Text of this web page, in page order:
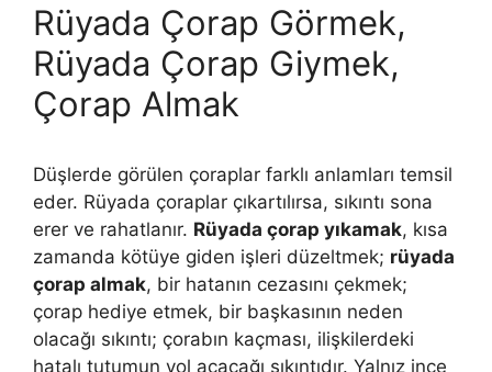
Rüyada Çorap Görmek,
Rüyada Çorap Giymek,
Çorap Almak
Düşlerde görülen çoraplar farklı anlamları temsil
eder. Rüyada çoraplar çıkartılırsa, sıkıntı sona
erer ve rahatlanır. Rüyada çorap yıkamak, kısa
zamanda kötüye giden işleri düzeltmek; rüyada
çorap almak, bir hatanın cezasını çekmek;
çorap hediye etmek, bir başkasının neden
olacağı sıkıntı; çorabın kaçması, ilişkilerdeki
hatalı tutumun yol açacağı sıkıntıdır. Yalnız ince